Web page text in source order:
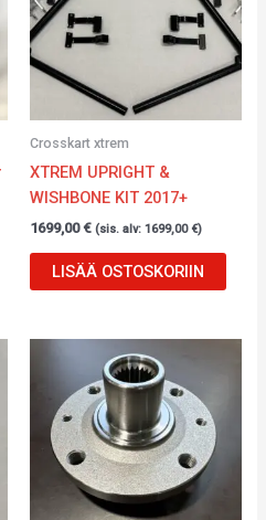
Crosskart xtrem
XTREM UPRIGHT &
WISHBONE KIT 2017+
1699,00€ (sis. alv: 1699,00 €)
LISÄÄ OSTOSKORIIN